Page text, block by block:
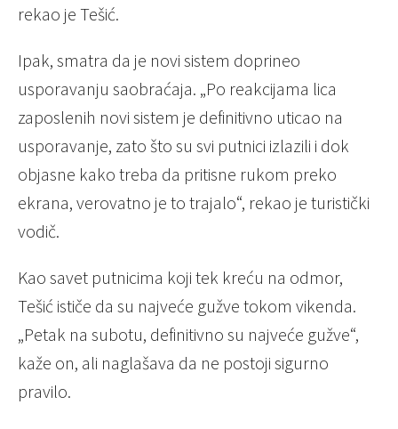
rekao je Tešić.
Ipak, smatra da je novi sistem doprineo
usporavanju saobraćaja. „Po reakcijama lica
zaposlenih novi sistem je definitivno uticao na
usporavanje, zato što su svi putnici izlazili i dok
objasne kako treba da pritisne rukom preko
ekrana, verovatno je to trajalo“, rekao je turistički
vodič.
Kao savet putnicima koji tek kreću na odmor,
Tešić ističe da su najveće gužve tokom vikenda.
„Petak na subotu, definitivno su najveće gužve“,
kaže on, ali naglašava da ne postoji sigurno
pravilo.